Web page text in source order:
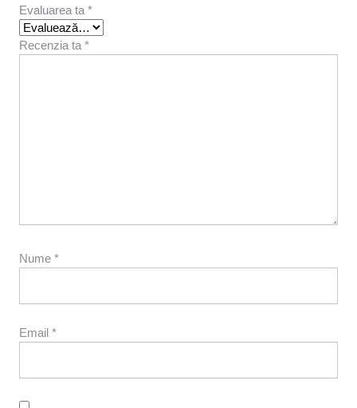
Evaluarea ta *
Recenzia ta *
Nume *
Email *